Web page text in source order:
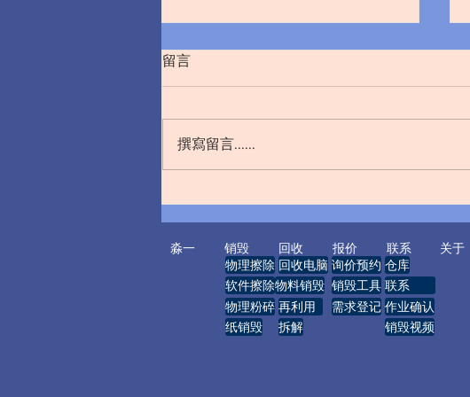
—— 规范法院涉密文件数据销
毁管理工作
留言
撰寫留言......
淼一 销毁 回收 报价 联系 关于
物理擦除 回收电脑 询价预约 仓库
软件擦除
物理粉碎
纸销毁
物料销毁
再利用
拆解
销毁工具
需求登记
联系
作业确认
销毁视频